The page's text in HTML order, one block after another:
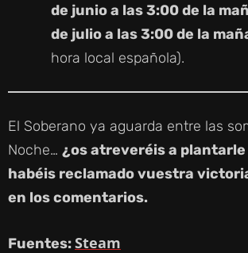
de junio a las 3:00 de la
de julio a las 3:00 de la
hora local española).
El Soberano ya aguarda entre las
Noche… ¿os atreveréis a plantarle
habéis reclamado vuestra
en los comentarios.
Fuentes:Steam